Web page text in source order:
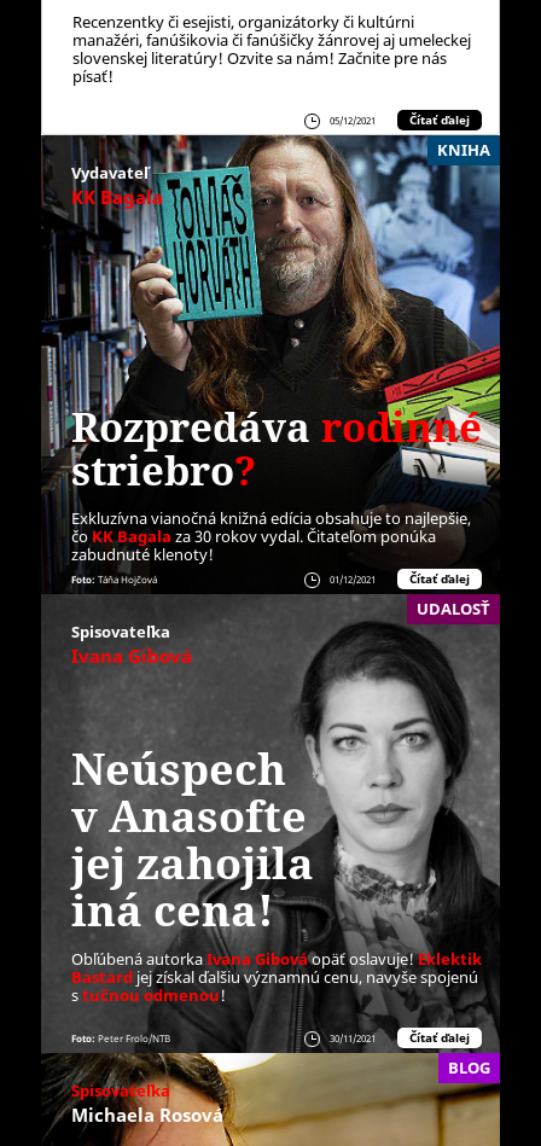
Recenzentky či esejisti, organizátorky či kultúrni
manažéri, fanúšikovia či fanúšičky žánrovej aj umeleckej
slovenskej literatúry! Ozvite sa nám! Začnite pre nás
písať!
05/12/2021 Čítať ďalej
KNIHA
Vydavateľ
KK Bagala
Rozpredáva rodinné
striebro?
Exkluzívna vianočná knižná edícia obsahuje to najlepšie,
čoKK Bagala za 30 rokov vydal. Čitateľom ponúka
zabudnuté klenoty!
01/12/2021 Čítať ďalej
Foto: Táňa Hojčová
UDALOSŤ
Spisovateľka
Ivana Gibová
Neúspech
v Anasofte
jej zahojila
iná cena!
Obľúbená autorkaIvana Gibováopäť oslavuje!Eklektik
Bastard jej získal ďalšiu významnú cenu, navyše spojenú
stučnou odmenou!
30/11/2021 Čítať ďalej
Foto: Peter Frolo/NTB
BLOG
Spisovateľka
Michaela Rosová